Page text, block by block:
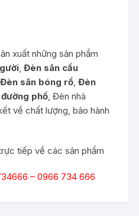
xuất những sản phẩm
,Đèn sân cầu
Đèn sân bóng rổ,Đèn
phố,Đèn nhà
về chất lượng, bảo hành
tiếp về các sản phẩm
– 0966 734 666